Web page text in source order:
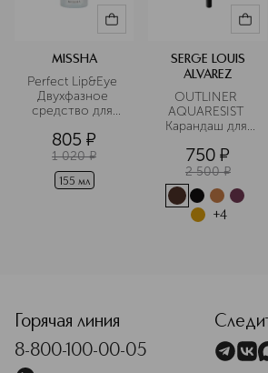
MISSHA
Perfect Lip&Eye
Двухфазное
средство для
с глаз и губ  с
мицеллярной
водой
805 ¤
1 020 ¤
155 мл
SERGE LOUIS
ALVAREZ
OUTLINER
AQUARESIST
Карандаш для
750 ¤
2 500 ¤
+4
Горячая линия
8-800-100-00-05